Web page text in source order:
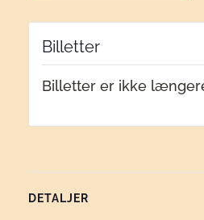
DETALJER
Billetter
Billetter er ikke